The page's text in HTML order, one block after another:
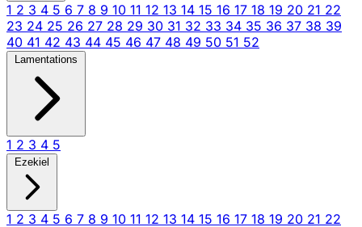
1 2 3 4 5 6 7 8 9 10 11 12 13 14 15 16 17 18 19 20 21 22
23 24 25 26 27 28 29 30 31 32 33 34 35 36 37 38 39
40 41 42 43 44 45 46 47 48 49 50 51 52
Lamentations
1 2 3 4 5
Ezekiel
1 2 3 4 5 6 7 8 9 10 11 12 13 14 15 16 17 18 19 20 21 22